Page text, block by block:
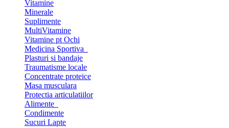
Vitamine
Minerale
Suplimente
MultiVitamine
Vitamine pt Ochi
Medicina Sportiva
Plasturi si bandaje
Traumatisme locale
Concentrate proteice
Masa musculara
Protectia articulatiilor
Alimente
Condimente
Sucuri Lapte